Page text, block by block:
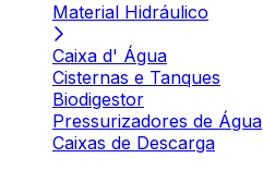
Material Hidráulico
Caixa d' Água
Cisternas e Tanques
Biodigestor
Pressurizadores de Água
Caixas de Descarga